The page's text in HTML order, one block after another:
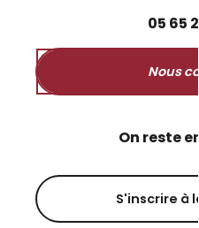
05 65 27
Nous
On reste
S'inscrire à